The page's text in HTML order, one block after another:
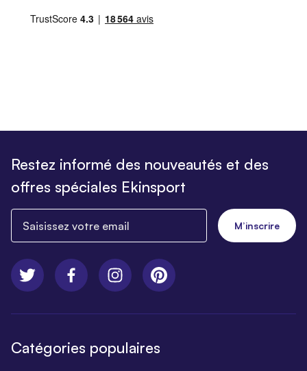
Restez informé des nouveautés et des
offres spéciales Ekinsport
M’inscrire
Catégories populaires